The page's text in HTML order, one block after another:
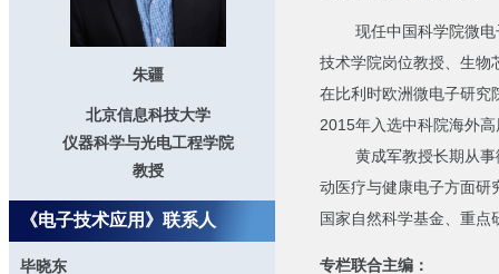
朱疆
北京信息科技大学
仪器科学与光电工程学院
教授
《电子技术应用》联系人
毕晓东
现任中国科学院微电子
技术学院岗位教授、生物
在比利时欧洲微电子研究
2015年入选中科院海外
黄成军教授长期从事微
动医疗与健康电子方面研
国家自然科学基金、重
专栏联合主编：